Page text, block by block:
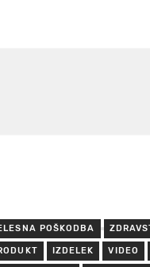
POŠKODBA
IZDELEK VIDEO